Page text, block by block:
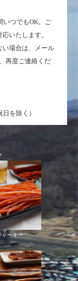
いつでもOK。ご
いたします。
場合は、メール
再度ご連絡くだ
を除く）
ャーキー